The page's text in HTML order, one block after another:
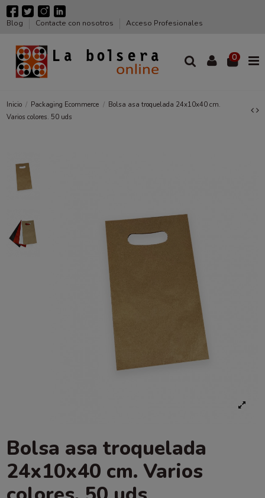
Blog Contacte con nosotros Acceso Profesionales
0
Inicio Packaging Ecommerce
Bolsa asa troquelada 24x10x40 cm.
Varios colores. 50 uds
Bolsa asa troquelada
24x10x40 cm. Varios